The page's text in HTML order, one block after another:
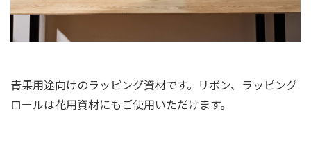
青果用途向けのラッピング資材です。リボン、ラッピング
ロールは花用資材にもご使用いただけます。